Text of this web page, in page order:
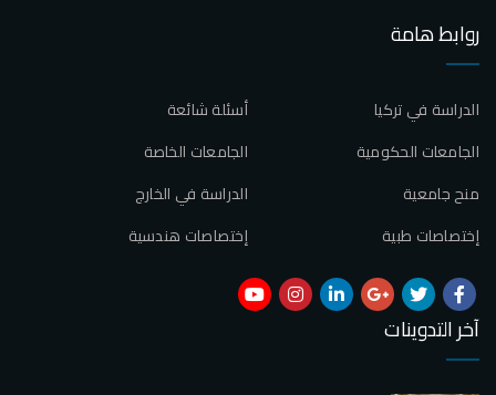
روابط هامة
أسئلة شائعة
الدراسة في تركيا
الجامعات الخاصة
الجامعات الحكومية
الدراسة في الخارج
منح جامعية
إختصاصات هندسية
إختصاصات طبية
آخر التدوينات